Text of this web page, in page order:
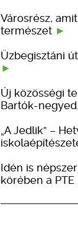
Városrész,
természet
Üzbegisztáni
Új közösségi
Bartók-
„A Jedlik” –
Idén is
körében a PTE